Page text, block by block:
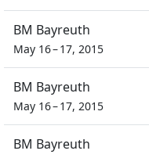
BM Bayreuth
May 16 – 17, 2015
BM Bayreuth
May 16 – 17, 2015
BM Bayreuth